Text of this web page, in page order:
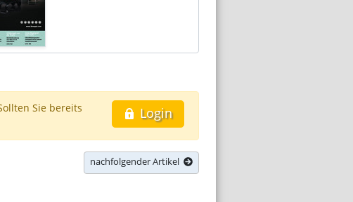
Login
Sie bereits
nachfolgender Artikel